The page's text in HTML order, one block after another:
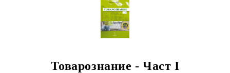
Товарознание - Част I